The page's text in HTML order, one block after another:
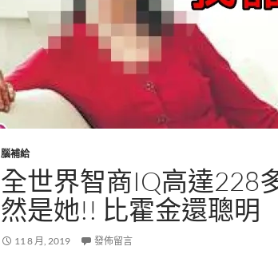
腦補給
全世界智商IQ高達228
然是她!! 比霍金還聰明
11 8 月, 2019 發佈留言